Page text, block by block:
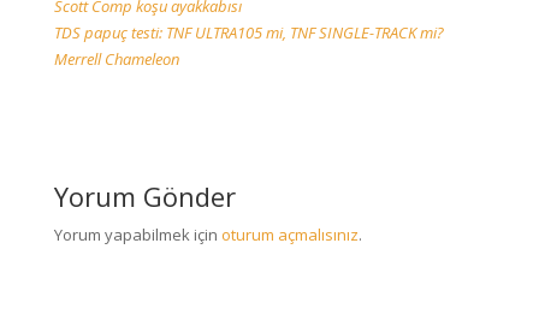
Scott Comp koşu ayakkabısı
TDS papuç testi: TNF ULTRA105 mi, TNF SINGLE-TRACK mi?
Merrell Chameleon
Yorum Gönder
Yorum yapabilmek için oturum açmalısınız.